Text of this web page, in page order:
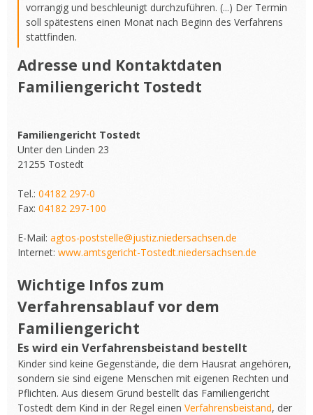
vorrangig und beschleunigt durchzuführen. (...) Der Termin
soll spätestens einen Monat nach Beginn des Verfahrens
stattfinden.
Adresse und Kontaktdaten
Familiengericht Tostedt
Familiengericht Tostedt
Unter den Linden 23
21255 Tostedt
Tel.: 04182 297-0
Fax: 04182 297-100
E-Mail: agtos-poststelle@justiz.niedersachsen.de
Internet: www.amtsgericht-Tostedt.niedersachsen.de
Wichtige Infos zum
Verfahrensablauf vor dem
Familiengericht
Es wird ein Verfahrensbeistand bestellt
Kinder sind keine Gegenstände, die dem Hausrat angehören,
sondern sie sind eigene Menschen mit eigenen Rechten und
Pflichten. Aus diesem Grund bestellt das Familiengericht
Tostedt dem Kind in der Regel einen Verfahrensbeistand, der